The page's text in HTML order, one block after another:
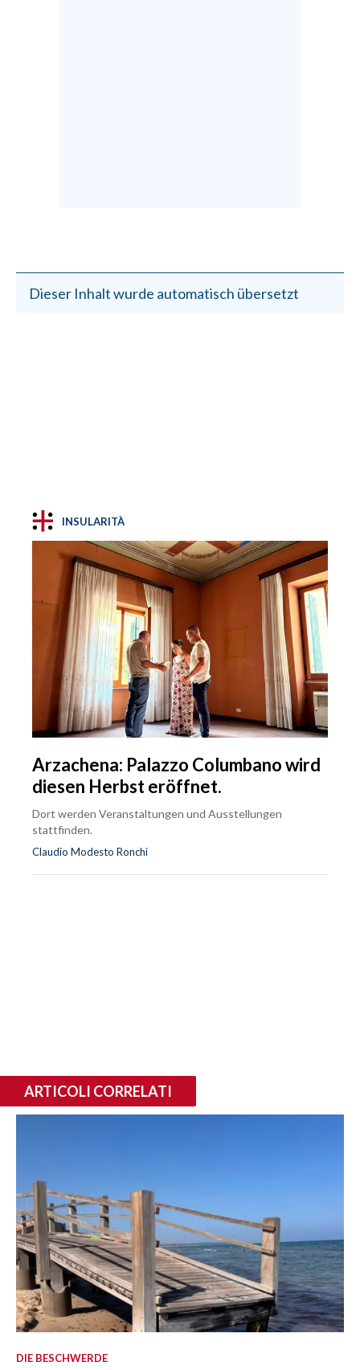
Dieser Inhalt wurde automatisch übersetzt
INSULARITÀ
Arzachena: Palazzo Columbano wird
diesen Herbst eröffnet.
Dort werden Veranstaltungen und Ausstellungen
stattfinden.
Claudio Modesto Ronchi
ARTICOLI CORRELATI
DIE BESCHWERDE